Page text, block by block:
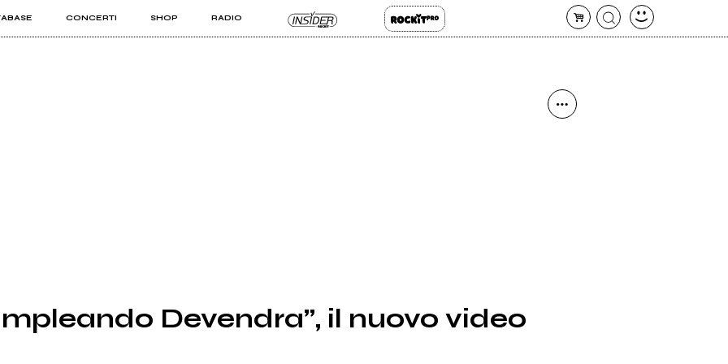
CONCERTI SHOP RADIO
PRO
Devendra”, il nuovo video